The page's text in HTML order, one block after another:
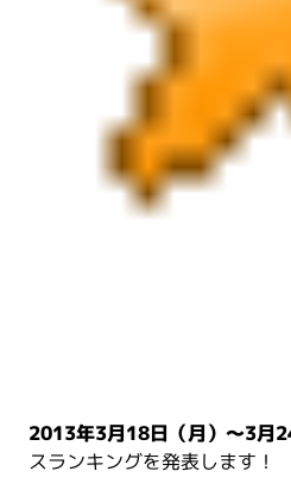
2013年3月18日（月）～3月
スランキングを発表します！